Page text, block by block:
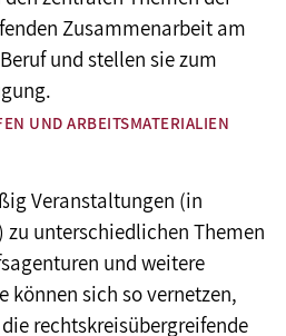
Zusammenarbeit am
und stellen sie zum
UND ARBEITSMATERIALIEN
Veranstaltungen (in
zu unterschiedlichen Themen
und weitere
können sich so vernetzen,
rechtskreisübergreifende